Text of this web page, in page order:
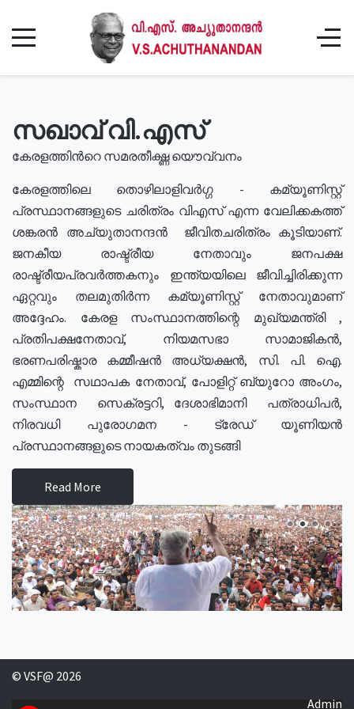
സഖാവ് വി.എസ്
കേരളത്തിൻറെ സമരതീക്ഷ്ണ യൌവ്വനം
കേരളത്തിലെ തൊഴിലാളിവർഗ്ഗ - കമ്യൂണിസ്റ്റ്
പ്രസ്ഥാനങ്ങളുടെ ചരിത്രം വിഎസ് എന്ന വേലിക്കകത്ത്
ശങ്കരൻ അച്യുതാനന്ദൻ ജീവിതചരിത്രം കൂടിയാണ്.
ജനകീയ രാഷ്ട്രീയ നേതാവും ജനപക്ഷ
രാഷ്ട്രീയപ്രവർത്തകനും ഇന്ത്യയിലെ ജീവിച്ചിരിക്കുന്ന
ഏറ്റവും തലമുതിർന്ന കമ്യൂണിസ്റ്റ് നേതാവുമാണ്
അദ്ദേഹം. കേരള സംസ്ഥാനത്തിന്റെ മുഖ്യമന്ത്രി ,
പ്രതിപക്ഷനേതാവ്, നിയമസഭാ സാമാജികൻ,
ഭരണപരിഷ്കാര കമ്മീഷൻ അധ്യക്ഷൻ, സി. പി. ഐ.
എമ്മിന്റെ സഥാപക നേതാവ്, പോളിറ്റ് ബ്യുറോ അംഗം,
സംസ്ഥാന സെക്രട്ടറി, ദേശാഭിമാനി പത്രാധിപർ,
നിരവധി പുരോഗമന - ട്രേഡ് യൂണിയൻ
പ്രസ്ഥാനങ്ങളുടെ നായകത്വം തുടങ്ങി
Read More
© VSF@ 2026
Admin